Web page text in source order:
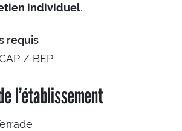
individuel.
requis
/ BEP
l’établissement